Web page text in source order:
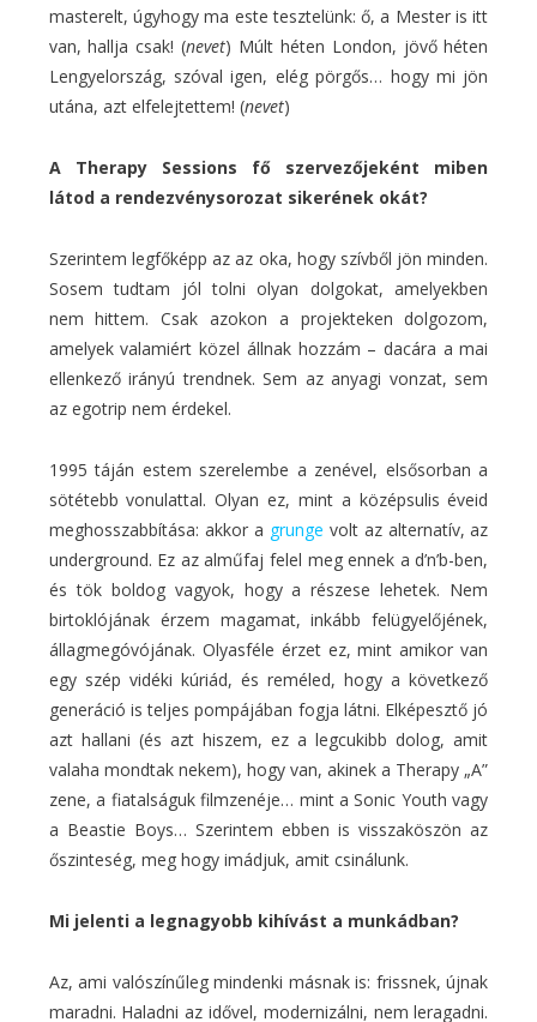
masterelt, úgyhogy ma este tesztelünk: ő, a Mester is itt
van, hallja csak! (nevet) Múlt héten London, jövő héten
Lengyelország, szóval igen, elég pörgős… hogy mi jön
utána, azt elfelejtettem! (nevet)
A Therapy Sessions fő szervezőjeként miben
látod a rendezvénysorozat sikerének okát?
Szerintem legfőképp az az oka, hogy szívből jön minden.
Sosem tudtam jól tolni olyan dolgokat, amelyekben
nem hittem. Csak azokon a projekteken dolgozom,
amelyek valamiért közel állnak hozzám – dacára a mai
ellenkező irányú trendnek. Sem az anyagi vonzat, sem
az egotrip nem érdekel.
1995 táján estem szerelembe a zenével, elsősorban a
sötétebb vonulattal. Olyan ez, mint a középsulis éveid
meghosszabbítása: akkor a grunge volt az alternatív, az
underground. Ez az alműfaj felel meg ennek a d’n’b-ben,
és tök boldog vagyok, hogy a részese lehetek. Nem
birtoklójának érzem magamat, inkább felügyelőjének,
állagmegóvójának. Olyasféle érzet ez, mint amikor van
egy szép vidéki kúriád, és reméled, hogy a következő
generáció is teljes pompájában fogja látni. Elképesztő jó
azt hallani (és azt hiszem, ez a legcukibb dolog, amit
valaha mondtak nekem), hogy van, akinek a Therapy „A”
zene, a fiatalságuk filmzenéje… mint a Sonic Youth vagy
a Beastie Boys… Szerintem ebben is visszaköszön az
őszinteség, meg hogy imádjuk, amit csinálunk.
Mi jelenti a legnagyobb kihívást a munkádban?
Az, ami valószínűleg mindenki másnak is: frissnek, újnak
maradni. Haladni az idővel, modernizálni, nem leragadni.